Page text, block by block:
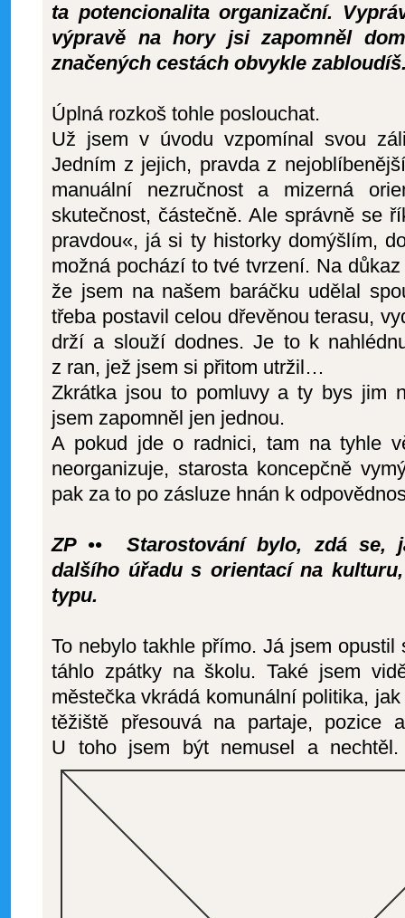
ta potencionalita organizační.
výpravě na hory jsi zapomněl
značených cestách obvykle
Úplná rozkoš tohle poslouchat.
Už jsem v úvodu vzpomínal svou
Jedním z jejich, pravda z
manuální nezručnost a mizerná
skutečnost, částečně. Ale správně se
pravdou«, já si ty historky domýšlím,
možná pochází to tvé tvrzení. Na
že jsem na našem baráčku udělal
třeba postavil celou dřevěnou terasu,
drží a slouží dodnes. Je to k
z ran, jež jsem si přitom utržil…
Zkrátka jsou to pomluvy a ty bys jim
jsem zapomněl jen jednou.
A pokud jde o radnici, tam na tyhle
neorganizuje, starosta koncepčně
pak za to po zásluze hnán k
ZP •• Starostování bylo, zdá se,
dalšího úřadu s orientací na
typu.
To nebylo takhle přímo. Já jsem
táhlo zpátky na školu. Také jsem
městečka vkrádá komunální politika,
těžiště přesouvá na partaje, pozice
U toho jsem být nemusel a